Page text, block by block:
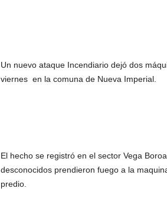
Un nuevo ataque Incendiario dejó dos
viernes en la comuna de Nueva Imperial.
El hecho se registró en el sector Vega
desconocidos prendieron fuego a la
predio.